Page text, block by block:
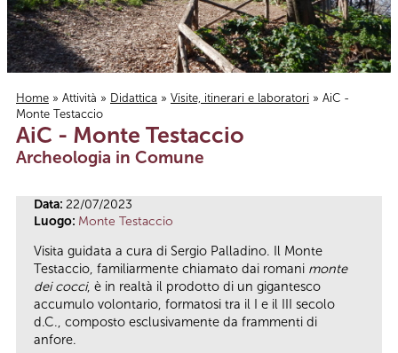
Tu sei qui
Home » Attività » Didattica » Visite, itinerari e laboratori » AiC -
Monte Testaccio
AiC - Monte Testaccio
Archeologia in Comune
Data: 22/07/2023
Luogo: Monte Testaccio
Visita guidata a cura di Sergio Palladino. Il Monte
Testaccio, familiarmente chiamato dai romani monte
dei cocci, è in realtà il prodotto di un gigantesco
accumulo volontario, formatosi tra il I e il III secolo
d.C., composto esclusivamente da frammenti di
anfore.